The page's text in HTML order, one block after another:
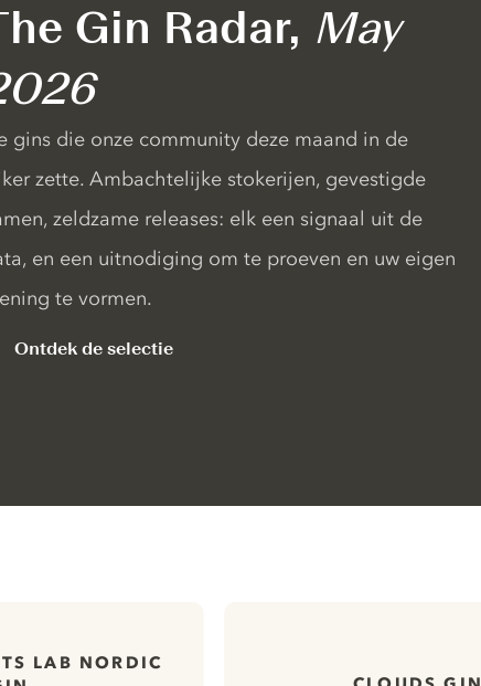
Gin Radar, May
gins die onze community deze maand in de
zette. Ambachtelijke stokerijen, gevestigde
zeldzame releases: elk een signaal uit de
en een uitnodiging om te proeven en uw eigen
te vormen.
Ontdek de selectie
LAB NORDIC